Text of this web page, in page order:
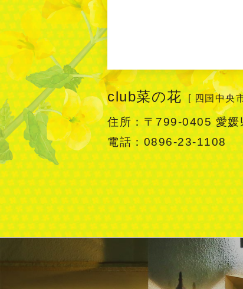
club菜の花 [ 四国中央
住所：〒799-0405 愛媛
電話：0896-23-1108